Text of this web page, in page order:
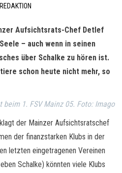
REDAKTION
Aufsichtsrats-Chef Detlef
– auch wenn in seinen
über Schalke zu hören ist.
schon heute nicht mehr, so
1. FSV Mainz 05. Foto: Imago
der Mainzer Aufsichtsratschef
der finanzstarken Klubs in der
letzten eingetragenen Vereinen
Schalke) könnten viele Klubs